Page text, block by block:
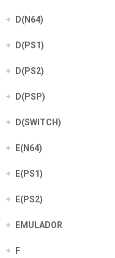
D(N64)
D(PS1)
D(PS2)
D(PSP)
D(SWITCH)
E(N64)
E(PS1)
E(PS2)
EMULADOR
F